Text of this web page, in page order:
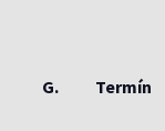
G. Termín